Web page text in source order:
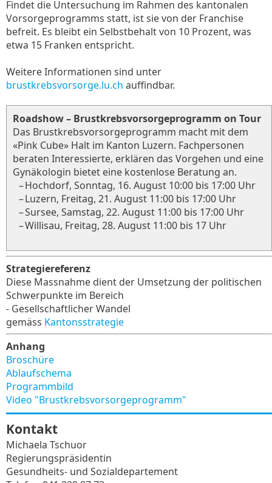
Findet die Untersuchung im Rahmen des kantonalen
Vorsorgeprogramms statt, ist sie von der Franchise
befreit. Es bleibt ein Selbstbehalt von 10 Prozent, was
etwa 15 Franken entspricht.
Weitere Informationen sind unter
brustkrebsvorsorge.lu.ch auffindbar.
Roadshow – Brustkrebsvorsorgeprogramm on Tour
Das Brustkrebsvorsorgeprogramm macht mit dem
«Pink Cube» Halt im Kanton Luzern. Fachpersonen
beraten Interessierte, erklären das Vorgehen und eine
Gynäkologin bietet eine kostenlose Beratung an.
–Hochdorf, Sonntag, 16. August 10:00 bis 17:00 Uhr
–Luzern, Freitag, 21. August 11:00 bis 17:00 Uhr
–Sursee, Samstag, 22. August 11:00 bis 17:00 Uhr
–Willisau, Freitag, 28. August 11:00 bis 17 Uhr
Strategiereferenz
Diese Massnahme dient der Umsetzung der politischen
Schwerpunkte im Bereich
- Gesellschaftlicher Wandel
gemäss Kantonsstrategie
Anhang
Broschüre
Ablaufschema
Programmbild
Video "Brustkrebsvorsorgeprogramm"
Kontakt
Michaela Tschuor
Regierungspräsidentin
Gesundheits- und Sozialdepartement